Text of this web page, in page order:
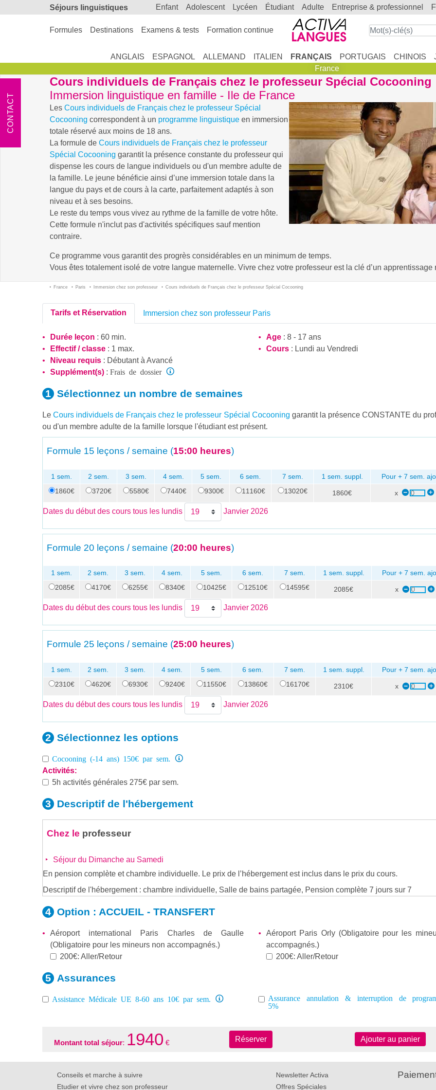
Séjours linguistiques enfant adolescent lycéen étudiant adulte entreprise & professionnel
Formules Destinations Examens & tests Formation continue
ANGLAIS ESPAGNOL ALLEMAND ITALIEN FRANÇAIS PORTUGAIS CHINOIS
France
Cours individuels de Français chez le professeur Spécial Cocooning
Immersion linguistique en famille - Ile de France
Les Cours individuels de Français chez le professeur Spécial
Cocooning correspondent à un programme linguistique en immersion
totale réservé aux moins de 18 ans.
La formule de Cours individuels de Français chez le professeur
Spécial Cocooning garantit la présence constante du professeur qui
dispense les cours de langue individuels ou d'un membre adulte de
la famille. Le jeune bénéficie ainsi d’une immersion totale dans la
langue du pays et de cours à la carte, parfaitement adaptés à son
niveau et à ses besoins.
Le reste du temps vous vivez au rythme de la famille de votre hôte.
Cette formule n'inclut pas d'activités spécifiques sauf mention
contraire.
Ce programme vous garantit des progrès considérables en un minimum de temps.
Vous êtes totalement isolé de votre langue maternelle. Vivre chez votre professeur est la clé d’un apprentissage
France Paris Immersion chez son professeur Cours individuels de Français chez le professeur Spécial Cocooning
Tarifs et Réservation Immersion chez son professeur Paris
Durée leçon : 60 min.
Effectif / classe : 1 max.
Niveau requis : Débutantà Avancé
Age : 8 - 17 ans
Cours : Lundi au Vendredi
Supplément(s) : Frais de dossier
Sélectionnez un nombre de semaines
LeCours individuels de Français chez le professeur Spécial Cocooning garantit la présence CONSTANTE du
ou d'un membre adulte de la famille lorsque l'étudiant est présent.
Formule 15 leçons / semaine (15:00 heures)
1 sem. 2 sem. 3 sem. 4 sem. 5 sem. 6 sem. 7 sem. 1 sem. suppl.
Pour + 7 sem.
1860€
3720€ 5580€ 7440€ 9300€ 11160€ 13020€ 1860€ x
Dates du début des cours tous les lundis Janvier 2026
Formule 20 leçons / semaine (20:00 heures)
1 sem. 2 sem. 3 sem. 4 sem. 5 sem. 6 sem. 7 sem. 1 sem. suppl.
Pour + 7 sem.
2085€
4170€ 6255€ 8340€ 10425€ 12510€ 14595€ 2085€ x
Dates du début des cours tous les lundis Janvier 2026
Formule 25 leçons / semaine (25:00 heures)
1 sem. 2 sem. 3 sem. 4 sem. 5 sem. 6 sem. 7 sem. 1 sem. suppl.
Pour + 7 sem.
2310€
4620€ 6930€ 9240€ 11550€ 13860€ 16170€ 2310€ x
Dates du début des cours tous les lundis Janvier 2026
Sélectionnez les options
Cocooning (-14 ans) 150€ par sem.
Activités:
5h activités générales 275€ par sem.
Descriptif de l'hébergement
Chez le professeur
Séjour du Dimanche au Samedi
En pension complète et chambre individuelle. Le prix de l’hébergement est inclus dans le prix du cours.
Descriptif de l'hébergement : chambre individuelle, Salle de bains partagée, Pension complète 7 jours sur 7
Option : ACCUEIL - TRANSFERT
Aéroport international Paris Charles de Gaulle
(Obligatoire pour les mineurs non accompagnés.)
200€: Aller/Retour
Aéroport Paris Orly (Obligatoire pour les
accompagnés.)
200€: Aller/Retour
Assurances
Assistance Médicale UE 8-60 ans 10€ par sem.
Assurance annulation & interruption de
5%
Montant total séjour: 1940 € Réserver Ajouter au panier
CONTACT
Conseils et marche à suivre
Etudier et vivre chez son professeur
Newsletter Activa
Offres Spéciales